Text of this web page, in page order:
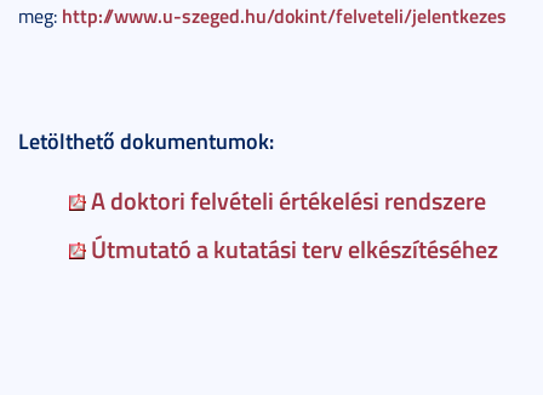
meg: http://www.u-szeged.hu/dokint/felveteli/jelentkezes
Letölthető dokumentumok:
A doktori felvételi értékelési rendszere
Útmutató a kutatási terv elkészítéséhez